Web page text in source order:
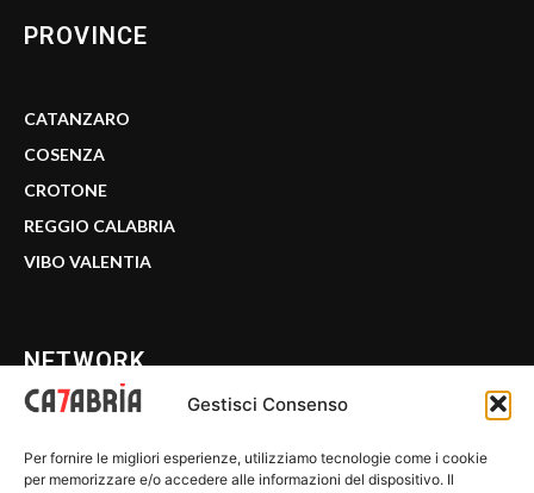
Gestisci Consenso
Per fornire le migliori esperienze, utilizziamo tecnologie come i cookie
per memorizzare e/o accedere alle informazioni del dispositivo. Il
PROVINCE
CATANZARO
COSENZA
CROTONE
REGGIO CALABRIA
VIBO VALENTIA
NETWORK
WE CALABRIA